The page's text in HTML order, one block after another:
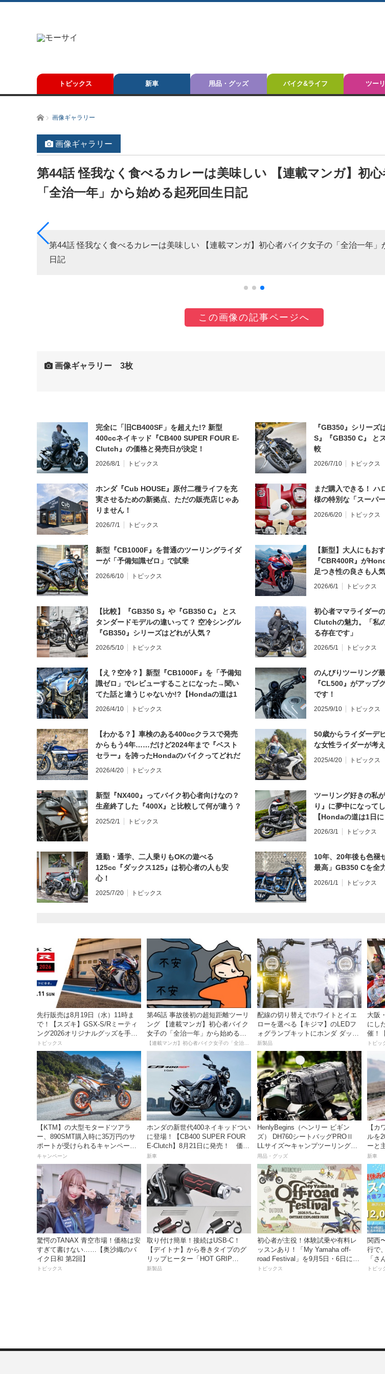
トピックス 新車 用品・グッズ バイク&ライフ ツー
ホーム画像ギャラリー
画像ギャラリー
第44話 怪我なく食べるカレーは美味しい 【連載マンガ】初
「全治一年」から始める起死回生日記
第44話 怪我なく食べるカレーは美味しい 【連載マンガ】初心者バイク女子の「全治一年」
日記
この画像の記事ページへ
画像ギャラリー 3枚
完全に「旧CB400SF」を超えた!? 新型
400ccネイキッド『CB400 SUPER FOUR E-
Clutch』の価格と発売日が決定！
2026/8/1 トピックス
『GB350』シリーズ
S』『GB350 C』 と
較
2026/7/10 トピックス
ホンダ『Cub HOUSE』原付二種ライフを充
実させるための新拠点、ただの販売店じゃあ
りません！
2026/7/1 トピックス
まだ購入できる！ ハ
様の特別な「スーパー
2026/6/20 トピックス
新型『CB1000F』を普通のツーリングライダ
ーが「予備知識ゼロ」で試乗
2026/6/10 トピックス
【新型】大人にもお
『CBR400R』が
足つき性の良さも人
2026/6/1 トピックス
【比較】『GB350 S』や『GB350 C』 とス
タンダードモデルの違いって？ 空冷シングル
『GB350』シリーズはどれが人気？
2026/5/10 トピックス
初心者ママライダー
Clutchの魅力。「私
る存在です」
2026/5/1 トピックス
【え？空冷？】新型『CB1000F』を「予備知
識ゼロ」でレビューすることになった→聞い
てた話と違うじゃないか!?【Hondaの道は1
日にしてならず／CB1000F ①第一印象 編】
2026/4/10 トピックス
のんびりツーリング
『CL500』がアップ
です！
2025/9/10 トピックス
【わかる？】車検のある400ccクラスで発売
からもう4年……だけど2024年まで『ベスト
セラー』を誇ったHondaのバイクってどれだ
と思う？
2026/4/20 トピックス
50歳からライダーデ
な女性ライダーが考
2025/4/20 トピックス
新型『NX400』ってバイク初心者向けなの？
生産終了した『400X』と比較して何が違う？
2025/2/1 トピックス
ツーリング好きの私
り』に夢中になって
【Hondaの道は1日
インプレ・レビュー
2026/3/1 トピックス
通勤・通学、二人乗りもOKの遊べる
125cc『ダックス125』は初心者の人も安
心！
2025/7/20 トピックス
10年、20年後も色褪
最高」GB350 Cを全
2026/1/1 トピックス
先行販売は8月19日（水）11時ま
で！【スズキ】GSX-S/Rミーティ
ング2026オリジナルグッズを手に
入れよう！
トピックス
第46話 事故後初の超短距離ツーリ
ング 【連載マンガ】初心者バイク
女子の「全治一年」から始める起
死回生日記
配線の切り替えでホワイトとイエ
ローを選べる【キジマ】のLEDフ
ォグランプキットにホンダ ダック
ス／グロム用が登場
新製品
大阪
にし
催！
回】
トピッ
【KTM】の大型モタードツアラ
ー、890SMT購入時に35万円のサ
ポートが受けられるキャンペーン
を実施中！
キャンペーン
ホンダの新世代400ネイキッドつい
に登場！【CB400 SUPER FOUR
E-Clutch】8月21日に発売！ 価格
99万8800円
新車
HenlyBegins（ヘンリー ビギン
ズ） DH760シートバッグPROⅡ
LLサイズ〜キャンプツーリングに
も安心の大容量ツアーバッグ〜
用品・グッズ
【
ルを
ーと
は据
新車
驚愕のTANAX 青空市場！価格は安
すぎて書けない……【奥沙織のバ
イク日和 第2回】
トピックス
取り付け簡単！接続はUSB-C！
【デイトナ】から巻きタイプのグ
リップヒーター「HOT GRIP
WRAP HEAT」が登場
新製品
初心者が主役！体験試乗や有料レ
ッスンあり！「My Yamaha off-
road Festival」を9月5日・6日にオ
ンタケエクスプローラーパークで
トピックス
関西
行で
「さ
ル」
トピッ